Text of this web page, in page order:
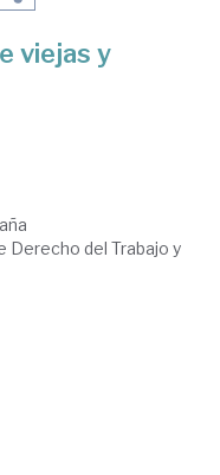
viejas y
Derecho del Trabajo y